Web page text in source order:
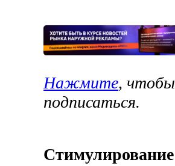
Нажмите, чтобы
подписаться.
Стимулирование